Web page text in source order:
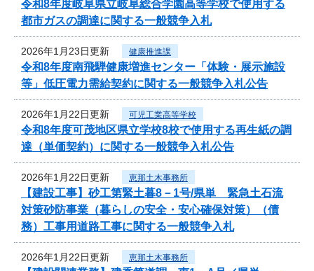
令和8年度岐阜県立岐阜総合学園高等学校で使用する
都市ガスの調達に関する一般競争入札
2026年1月23日更新 健康推進課
令和8年度南飛騨健康増進センター「体験・展示施設
等」低圧電力需給契約に関する一般競争入札公告
2026年1月22日更新 可児工業高等学校
令和8年度可茂地区県立学校8校で使用する再生紙の調
達（単価契約）に関する一般競争入札公告
2026年1月22日更新 恵那土木事務所
【建設工事】砂工第緊土暮8－1号/県単 緊急土石流
対策砂防事業（暮らしの安全・安心確保対策）（債
務）工事用道路工事に関する一般競争入札
2026年1月22日更新 恵那土木事務所